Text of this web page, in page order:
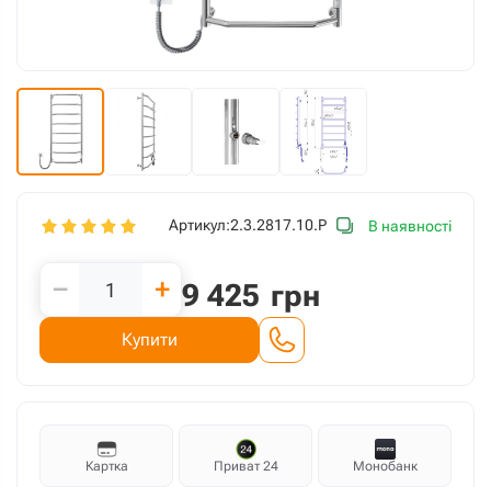
Артикул:2.3.2817.10.P В наявності
− + 9 425 грн
Купити
Картка Приват 24 Монобанк